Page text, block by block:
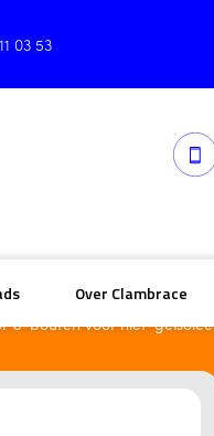
03 53
Over Clambrace
U-bouten voor niet-